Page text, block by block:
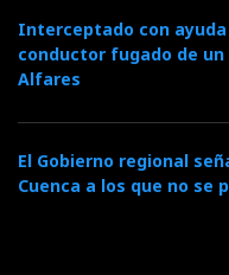
Interceptado con
conductor fugado de
Alfares
El Gobierno regional
Cuenca a los que no se